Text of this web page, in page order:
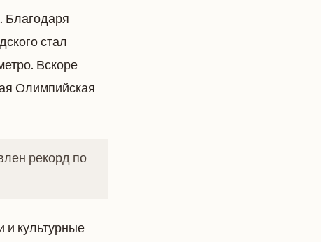
Благодаря
стал
Вскоре
Олимпийская
рекорд по
и культурные